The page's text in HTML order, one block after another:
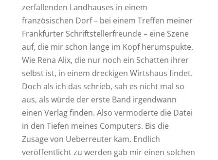
zerfallenden Landhauses in einem
französischen Dorf – bei einem Treffen meiner
Frankfurter Schriftstellerfreunde – eine Szene
auf, die mir schon lange im Kopf herumspukte.
Wie Rena Alix, die nur noch ein Schatten ihrer
selbst ist, in einem dreckigen Wirtshaus findet.
Doch als ich das schrieb, sah es nicht mal so
aus, als würde der erste Band irgendwann
einen Verlag finden. Also vermoderte die Datei
in den Tiefen meines Computers. Bis die
Zusage von Ueberreuter kam. Endlich
veröffentlicht zu werden gab mir einen solchen